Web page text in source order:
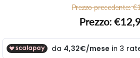
Prezzo precedente:
Prezzo: